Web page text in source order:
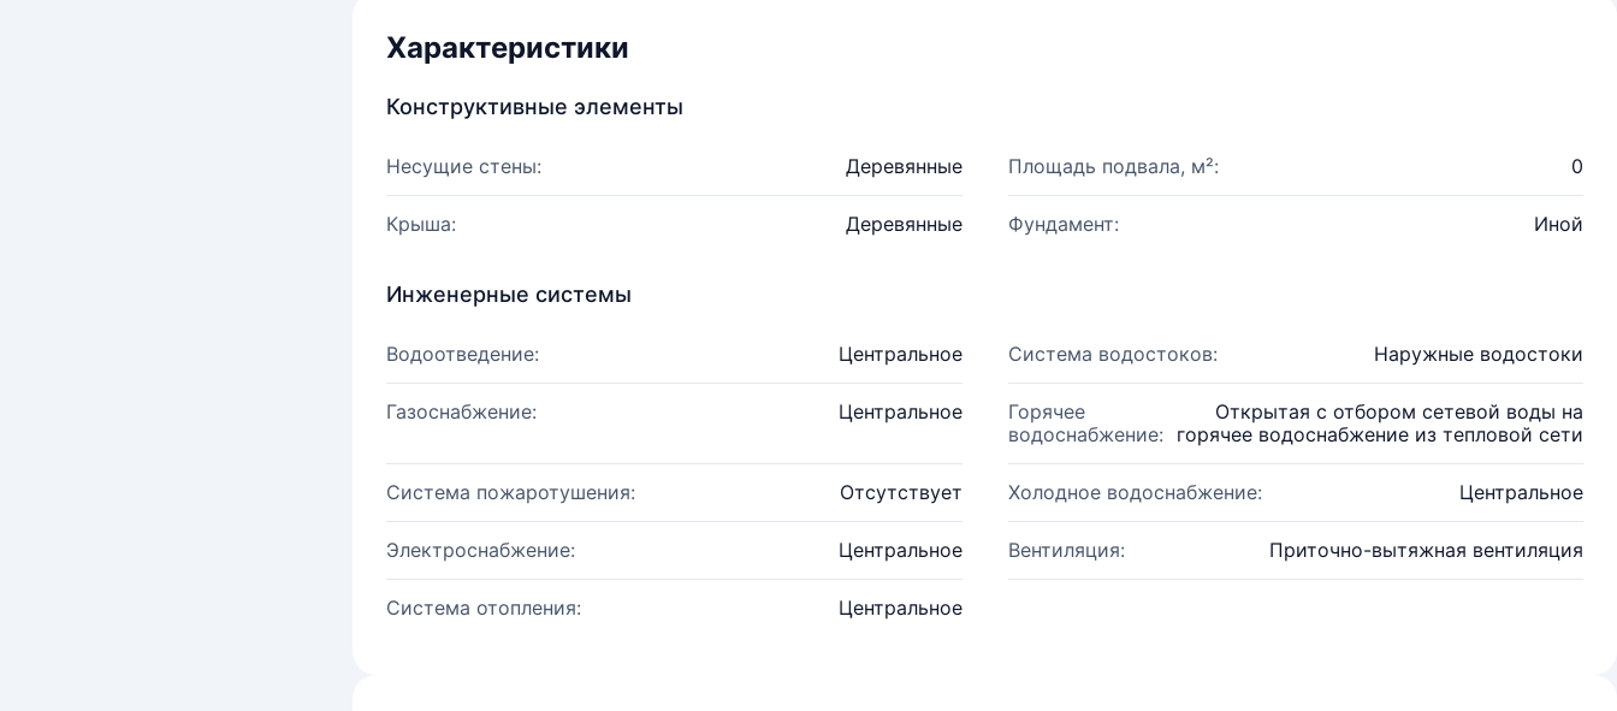
Характеристики
Конструктивные элементы
Несущие стены: Деревянные Площадь подвала, м²: 0
Крыша: Деревянные Фундамент: Иной
Инженерные системы
Водоотведение: Центральное Система водостоков: Наружные водостоки
Газоснабжение: Центральное
Горячее
водоснабжение:
Открытая с отбором сетевой воды на
горячее водоснабжение из тепловой сети
Система пожаротушения: Отсутствует Холодное водоснабжение: Центральное
Электроснабжение: Центральное Вентиляция: Приточно-вытяжная вентиляция
Система отопления: Центральное